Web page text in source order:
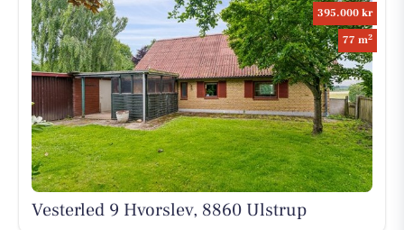
395.000 kr
77 m2
Vesterled 9 Hvorslev, 8860 Ulstrup